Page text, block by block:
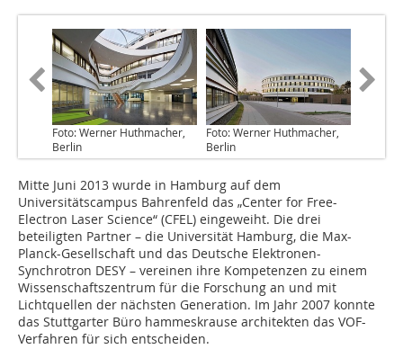
Foto: Werner Huthmacher,
Berlin
Foto: Werner Huthmacher,
Berlin
Mitte Juni 2013 wurde in Hamburg auf dem
Universitätscampus Bahrenfeld das „Center for Free-
Electron Laser Science“ (CFEL) eingeweiht. Die drei
beteiligten Partner – die Universität Hamburg, die Max-
Planck-­Gesellschaft und das Deutsche Elektronen-
Synchrotron DESY – vereinen ihre Kompetenzen zu einem
Wissenschaftszentrum für die Forschung an und mit
Lichtquellen der nächsten Generation. Im Jahr 2007 konnte
das Stuttgarter Büro hammeskrause architekten das VOF-
Verfahren für sich entscheiden.